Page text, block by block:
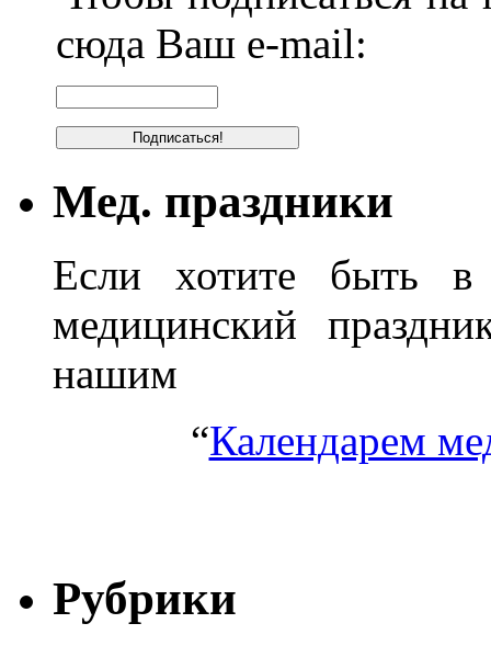
сюда Ваш e-mail:
Мед. праздники
Если хотите быть в
медицинский
нашим
“Календарем
Рубрики